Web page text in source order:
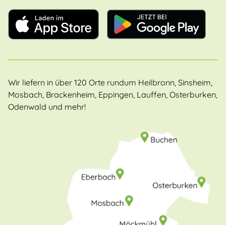
Wir liefern in über 120 Orte rundum Heilbronn, Sinsheim,
Mosbach, Brackenheim, Eppingen, Lauffen, Osterburken,
Odenwald und mehr!